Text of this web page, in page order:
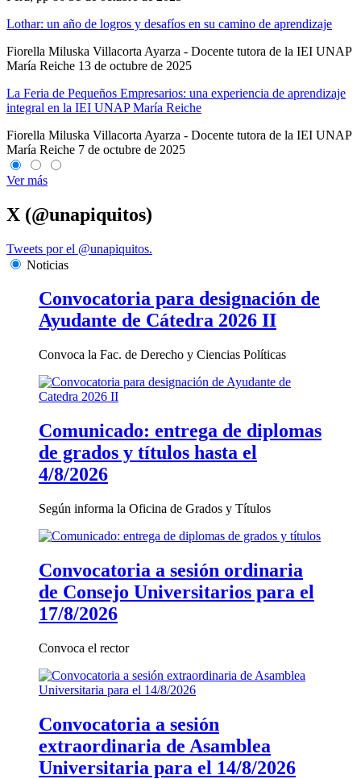
Lothar: un año de logros y desafíos en su camino de aprendizaje
Fiorella Miluska Villacorta Ayarza - Docente tutora de la IEI UNAP
María Reiche 13 de octubre de 2025
La Feria de Pequeños Empresarios: una experiencia de aprendizaje
integral en la IEI UNAP María Reiche
Fiorella Miluska Villacorta Ayarza - Docente tutora de la IEI UNAP
María Reiche 7 de octubre de 2025
Ver más
X (@unapiquitos)
Tweets por el @unapiquitos.
Noticias
Convocatoria para designación de
Ayudante de Cátedra 2026 II
Convoca la Fac. de Derecho y Ciencias Políticas
Comunicado: entrega de diplomas
de grados y títulos hasta el
4/8/2026
Según informa la Oficina de Grados y Títulos
Convocatoria a sesión ordinaria
de Consejo Universitarios para el
17/8/2026
Convoca el rector
Convocatoria a sesión
extraordinaria de Asamblea
Universitaria para el 14/8/2026